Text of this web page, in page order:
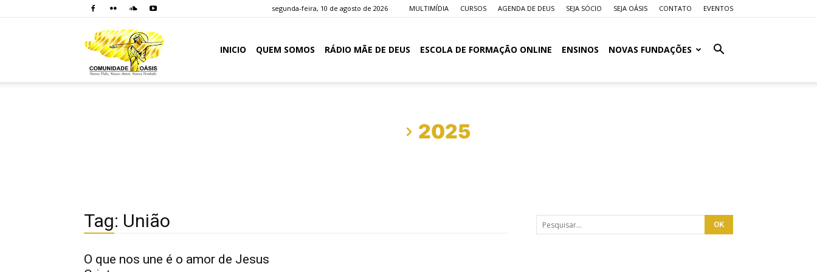
segunda-feira, 10 de agosto de 2026 MULTIMÍDIA CURSOS AGENDA DE DEUS SEJA SÓCIO SEJA OÁSIS CONTATO EVENTOS
INICIO QUEM SOMOS RÁDIO MÃE DE DEUS ESCOLA DE FORMAÇÃO ONLINE ENSINOS NOVAS FUNDAÇÕES
2025
Tag: União
O que nos une é o amor de Jesus